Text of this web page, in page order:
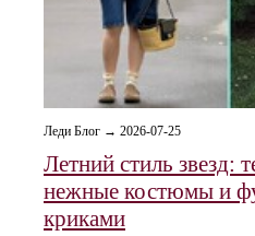
Леди Блог → 2026-07-25
Летний стиль звезд:
нежные костюмы и
криками